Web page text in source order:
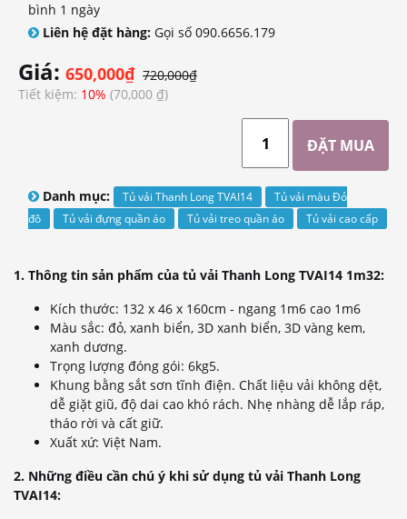
bình 1 ngày
Liên hệ đặt hàng:Gọi số 090.6656.179
Giá: 650,000₫ 720,000₫
Tiết kiệm: 10% (70,000 ₫)
Danh mục: Tủ vải Thanh Long TVAI14
Tủ vải màu Đỏ
đô
Tủ vải đựng quần áo Tủ vải treo quần áo Tủ vải cao cấp
1. Thông tin sản phẩm của tủ vải Thanh Long TVAI14 1m32:
Kích thước: 132 x 46 x 160cm - ngang 1m6 cao 1m6
Màu sắc: đỏ, xanh biển, 3D xanh biển, 3D vàng kem,
xanh dương.
Trọng lượng đóng gói: 6kg5.
Khung bằng sắt sơn tĩnh điện. Chất liệu vải không dệt,
dễ giặt giũ, độ dai cao khó rách. Nhẹ nhàng dễ lắp ráp,
tháo rời và cất giữ.
Xuất xứ: Việt Nam.
2. Những điều cần chú ý khi sử dụng tủ vải Thanh Long
TVAI14: